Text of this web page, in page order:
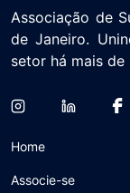
Associação de
de Janeiro.
setor há mais de
Home
Associe-se